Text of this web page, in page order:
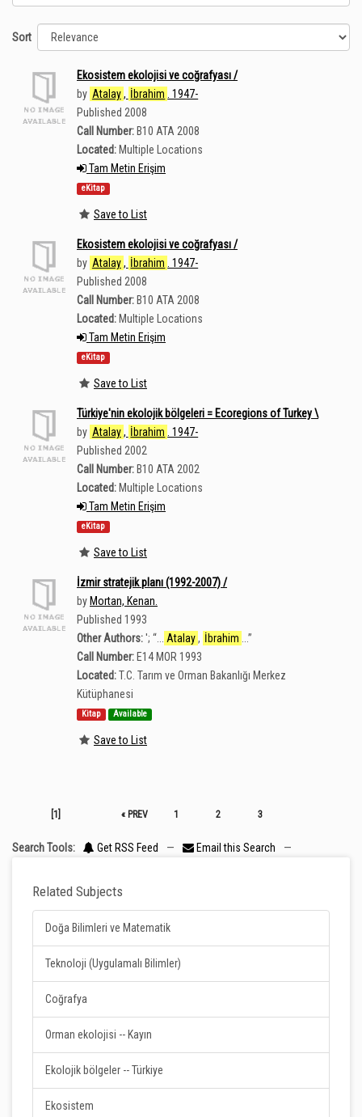
Sort
Ekosistem ekolojisi ve coğrafyası /
by Atalay , İbrahim
. 1947-
Published 2008
Call Number: B10 ATA 2008
Located: Multiple Locations
Tam Metin Erişim
eKitap
Save to List
Ekosistem ekolojisi ve coğrafyası /
by Atalay , İbrahim
. 1947-
Published 2008
Call Number: B10 ATA 2008
Located: Multiple Locations
Tam Metin Erişim
eKitap
Save to List
Türkiye'nin ekolojik bölgeleri = Ecoregions of Turkey \
by Atalay , İbrahim
. 1947-
Published 2002
Call Number: B10 ATA 2002
Located: Multiple Locations
Tam Metin Erişim
eKitap
Save to List
İzmir stratejik planı (1992-2007) /
by Mortan, Kenan.
Published 1993
Other Authors:'; “ Atalay , İbrahim ...”
Call Number: E14 MOR 1993
Located:T.C. Tarım ve Orman Bakanlığı Merkez
Kütüphanesi
Kitap Available
Save to List
[1] « PREV 1 2 3
Search Tools: Get RSS Feed — Email this Search —
Related Subjects
Doğa Bilimleri ve Matematik
Teknoloji (Uygulamalı Bilimler)
Coğrafya
Orman ekolojisi -- Kayın
Ekolojik bölgeler -- Türkiye
Ekosistem